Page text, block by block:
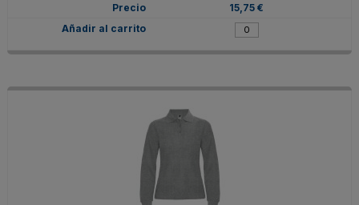
15,75 €